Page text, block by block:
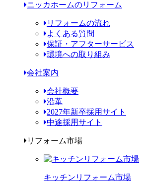
ニッカホームのリフォーム
リフォームの流れ
よくある質問
保証・アフターサービス
環境への取り組み
会社案内
会社概要
沿革
2027年新卒採用サイト
中途採用サイト
リフォーム市場
キッチンリフォーム市場